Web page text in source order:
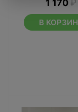
1 170 ₽
В